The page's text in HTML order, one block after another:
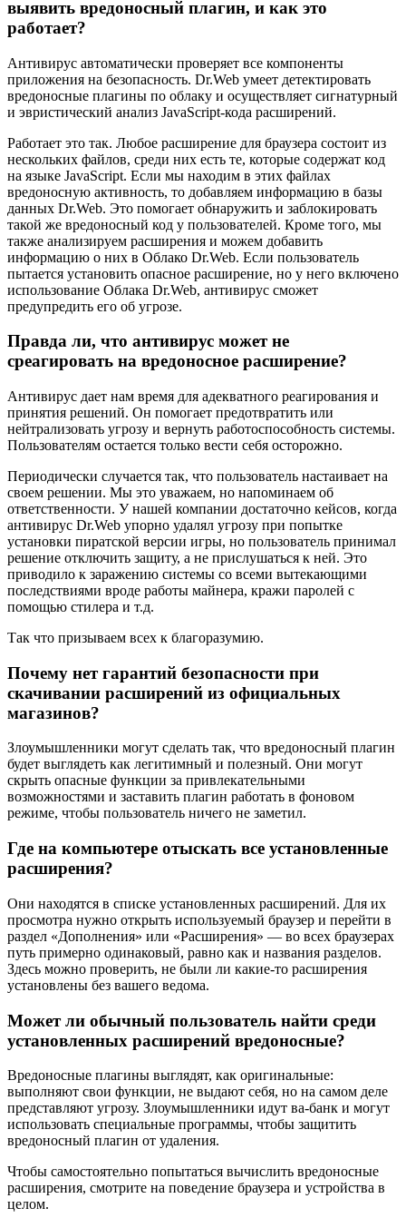
выявить вредоносный плагин, и как это
работает?
Антивирус автоматически проверяет все компоненты
приложения на безопасность. Dr.Web умеет детектировать
вредоносные плагины по облаку и осуществляет сигнатурный
и эвристический анализ JavaScript-кода расширений.
Работает это так. Любое расширение для браузера состоит из
нескольких файлов, среди них есть те, которые содержат код
на языке JavaScript. Если мы находим в этих файлах
вредоносную активность, то добавляем информацию в базы
данных Dr.Web. Это помогает обнаружить и заблокировать
такой же вредоносный код у пользователей. Кроме того, мы
также анализируем расширения и можем добавить
информацию о них в Облако Dr.Web. Если пользователь
пытается установить опасное расширение, но у него включено
использование Облака Dr.Web, антивирус сможет
предупредить его об угрозе.
Правда ли, что антивирус может не
среагировать на вредоносное расширение?
Антивирус дает нам время для адекватного реагирования и
принятия решений. Он помогает предотвратить или
нейтрализовать угрозу и вернуть работоспособность системы.
Пользователям остается только вести себя осторожно.
Периодически случается так, что пользователь настаивает на
своем решении. Мы это уважаем, но напоминаем об
ответственности. У нашей компании достаточно кейсов, когда
антивирус Dr.Web упорно удалял угрозу при попытке
установки пиратской версии игры, но пользователь принимал
решение отключить защиту, а не прислушаться к ней. Это
приводило к заражению системы со всеми вытекающими
последствиями вроде работы майнера, кражи паролей с
помощью стилера и т.д.
Так что призываем всех к благоразумию.
Почему нет гарантий безопасности при
скачивании расширений из официальных
магазинов?
Злоумышленники могут сделать так, что вредоносный плагин
будет выглядеть как легитимный и полезный. Они могут
скрыть опасные функции за привлекательными
возможностями и заставить плагин работать в фоновом
режиме, чтобы пользователь ничего не заметил.
Где на компьютере отыскать все установленные
расширения?
Они находятся в списке установленных расширений. Для их
просмотра нужно открыть используемый браузер и перейти в
раздел «Дополнения» или «Расширения» — во всех браузерах
путь примерно одинаковый, равно как и названия разделов.
Здесь можно проверить, не были ли какие-то расширения
установлены без вашего ведома.
Может ли обычный пользователь найти среди
установленных расширений вредоносные?
Вредоносные плагины выглядят, как оригинальные:
выполняют свои функции, не выдают себя, но на самом деле
представляют угрозу. Злоумышленники идут ва-банк и могут
использовать специальные программы, чтобы защитить
вредоносный плагин от удаления.
Чтобы самостоятельно попытаться вычислить вредоносные
расширения, смотрите на поведение браузера и устройства в
целом.